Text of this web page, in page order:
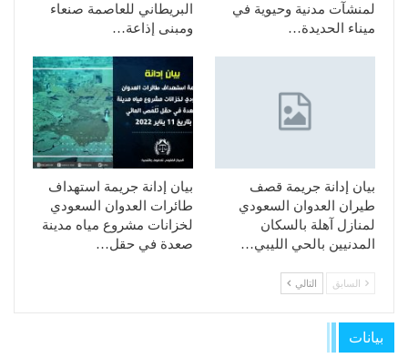
لمنشآت مدنية وحيوية في
ميناء الحديدة…
البريطاني للعاصمة صنعاء
ومبنى إذاعة…
بيان إدانة جريمة قصف
طيران العدوان السعودي
لمنازل آهلة بالسكان
المدنيين بالحي الليبي…
بيان إدانة جريمة استهداف
طائرات العدوان السعودي
لخزانات مشروع مياه مدينة
صعدة في حقل…
السابق التالي
بيانات